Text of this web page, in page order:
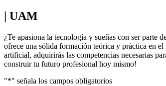
| UAM
¿Te apasiona la tecnología y sueñas con ser parte
ofrece una sólida formación teórica y práctica en
artificial, adquirirás las competencias necesarias
construir tu futuro profesional hoy mismo!
"*" señala los campos obligatorios